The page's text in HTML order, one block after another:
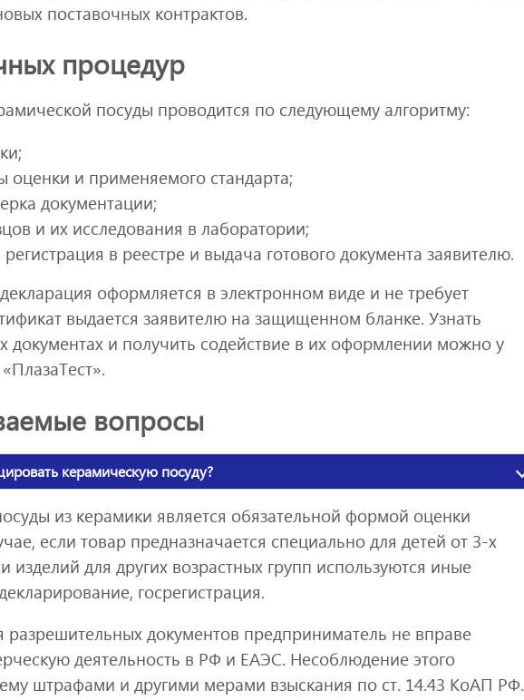
поставочных контрактов.
процедур
посуды проводится по следующему алгоритму:
оценки и применяемого стандарта;
документации;
и их исследования в лаборатории;
в реестре и выдача готового документа заявителю.
оформляется в электронном виде и не требует
выдается заявителю на защищенном бланке. Узнать
документах и получить содействие в их оформлении можно у
вопросы
керамическую посуду?
из керамики является обязательной формой оценки
если товар предназначается специально для детей от 3-х
изделий для других возрастных групп используются иные
госрегистрация.
документов предприниматель не вправе
деятельность в РФ и ЕАЭС. Несоблюдение этого
штрафами и другими мерами взыскания по ст. 14.43 КоАП РФ.